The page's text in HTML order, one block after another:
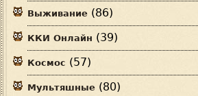
Выживание (86)
ККИ Онлайн (39)
Космос (57)
Мультяшные (80)